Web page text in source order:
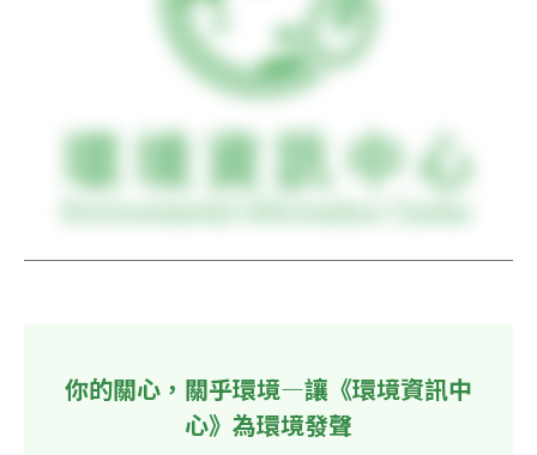
你的關心，關乎環境—讓《環境資訊中
心》為環境發聲